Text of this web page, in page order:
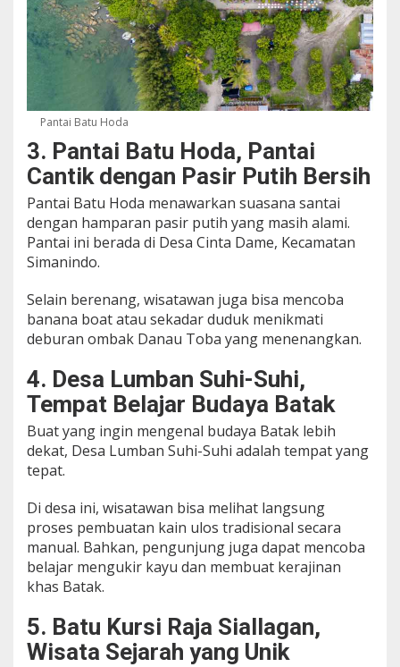
Pantai Batu Hoda
3. Pantai Batu Hoda, Pantai
Cantik dengan Pasir Putih Bersih
Pantai Batu Hoda menawarkan suasana santai
dengan hamparan pasir putih yang masih alami.
Pantai ini berada di Desa Cinta Dame, Kecamatan
Simanindo.
Selain berenang, wisatawan juga bisa mencoba
banana boat atau sekadar duduk menikmati
deburan ombak Danau Toba yang menenangkan.
4. Desa Lumban Suhi-Suhi,
Tempat Belajar Budaya Batak
Buat yang ingin mengenal budaya Batak lebih
dekat, Desa Lumban Suhi-Suhi adalah tempat yang
tepat.
Di desa ini, wisatawan bisa melihat langsung
proses pembuatan kain ulos tradisional secara
manual. Bahkan, pengunjung juga dapat mencoba
belajar mengukir kayu dan membuat kerajinan
khas Batak.
5. Batu Kursi Raja Siallagan,
Wisata Sejarah yang Unik